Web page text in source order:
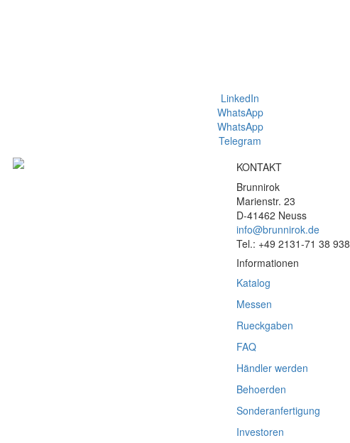
LinkedIn
WhatsApp
WhatsApp
Telegram
KONTAKT
Brunnirok
Marienstr. 23
D-41462 Neuss
info@brunnirok.de
Tel.: +49 2131-71 38 938
Informationen
Katalog
Messen
Rueckgaben
FAQ
Händler werden
Behoerden
Sonderanfertigung
Investoren